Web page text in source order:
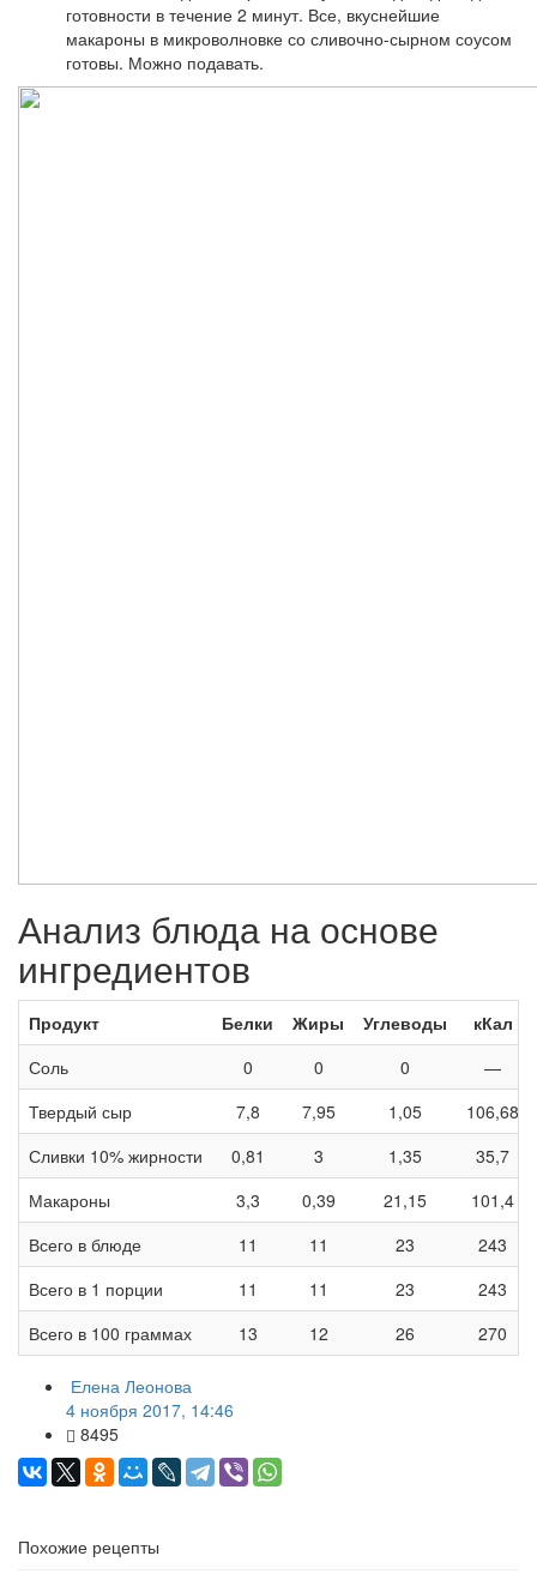
готовности в течение 2 минут. Все, вкуснейшие
макароны в микроволновке со сливочно-сырном соусом
готовы. Можно подавать.
Анализ блюда на основе
ингредиентов
Продукт Белки Жиры Углеводы
кКал
Соль
0 0 0
—
Твердый сыр
7,8 7,95 1,05
106,68
Сливки 10% жирности
0,81 3 1,35
35,7
Макароны
3,3 0,39 21,15
101,4
Всего в блюде
11 11 23
243
Всего в 1 порции
11 11 23
243
Всего в 100 граммах
13 12 26 270
Елена Леонова
4 ноября 2017, 14:46
8495
Похожие рецепты